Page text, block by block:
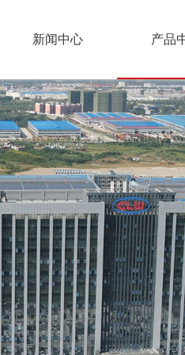
新闻中心 产品